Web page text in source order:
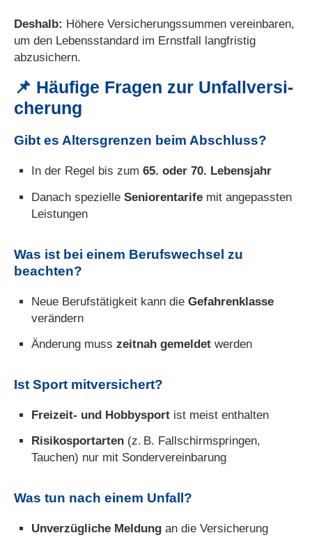
Deshalb: Höhere Versicherungssummen vereinbaren,
um den Lebensstandard im Ernstfall langfristig
abzusichern.
📌 Häufige Fragen zur Unfall­ver­si­
che­rung
Gibt es Altersgrenzen beim Abschluss?
In der Regel bis zum 65. oder 70. Lebensjahr
Danach spezielle Seniorentarife mit angepassten
Leistungen
Was ist bei einem Berufswechsel zu
beachten?
Neue Berufstätigkeit kann die Gefahrenklasse
verändern
Änderung muss zeitnah gemeldet werden
Ist Sport mitversichert?
Freizeit- und Hobbysport ist meist enthalten
Risikosportarten (z. B. Fallschirmspringen,
Tauchen) nur mit Sondervereinbarung
Was tun nach einem Unfall?
Unverzügliche Meldung an die Versicherung